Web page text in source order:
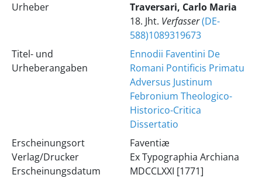
Urheber
Traversari, Carlo Maria
18. Jht. Verfasser(DE-
588)1089319673
Titel- und
Urheberangaben
Ennodii Faventini De
Romani Pontificis Primatu
Adversus Justinum
Febronium Theologico-
Historico-Critica
Dissertatio
Erscheinungsort
Verlag/Drucker
Erscheinungsdatum
Faventiæ
Ex Typographia Archiana
MDCCLXXI [1771]